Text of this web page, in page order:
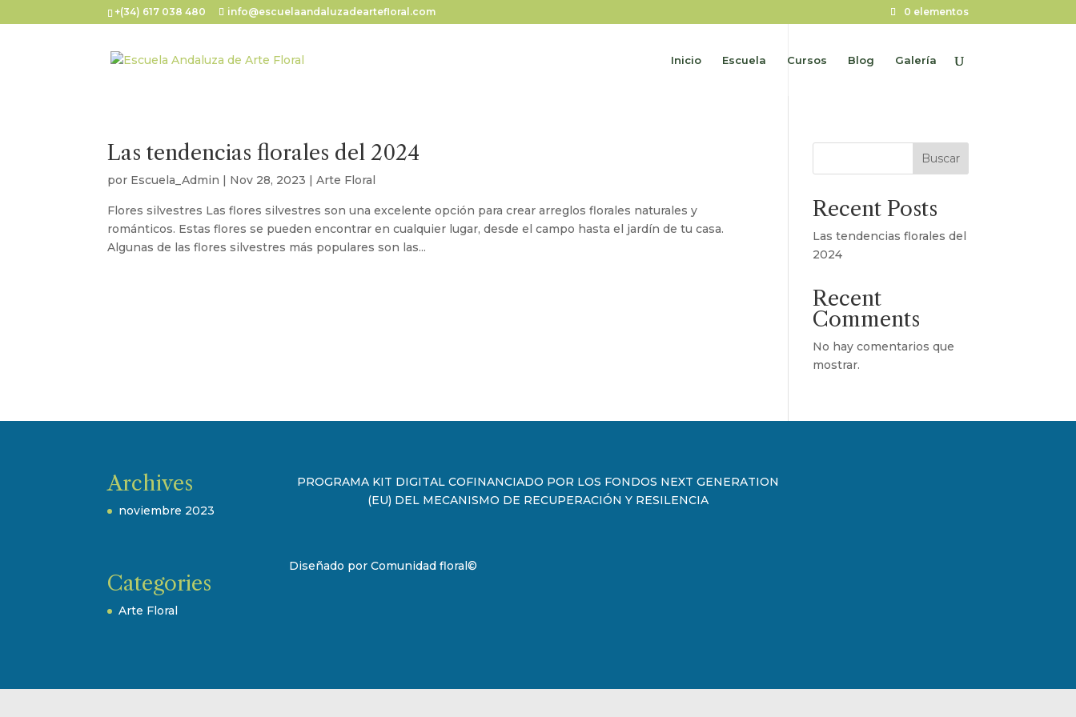
+(34) 617 038 480 info@escuelaandaluzadeartefloral.com 0 elementos
Inicio Escuela Cursos Blog Galería
Las tendencias florales del 2024
por Escuela_Admin | Nov 28, 2023 |Arte Floral
Flores silvestres Las flores silvestres son una excelente opción para crear arreglos florales naturales y
románticos. Estas flores se pueden encontrar en cualquier lugar, desde el campo hasta el jardín de tu casa.
Algunas de las flores silvestres más populares son las...
Buscar
Recent Posts
Las tendencias florales del
2024
Recent
Comments
No hay comentarios que
mostrar.
Archives
noviembre 2023
Categories
Arte Floral
PROGRAMA KIT DIGITAL COFINANCIADO POR LOS FONDOS NEXT GENERATION
(EU) DEL MECANISMO DE RECUPERACIÓN Y RESILENCIA
Diseñado porComunidad floral©